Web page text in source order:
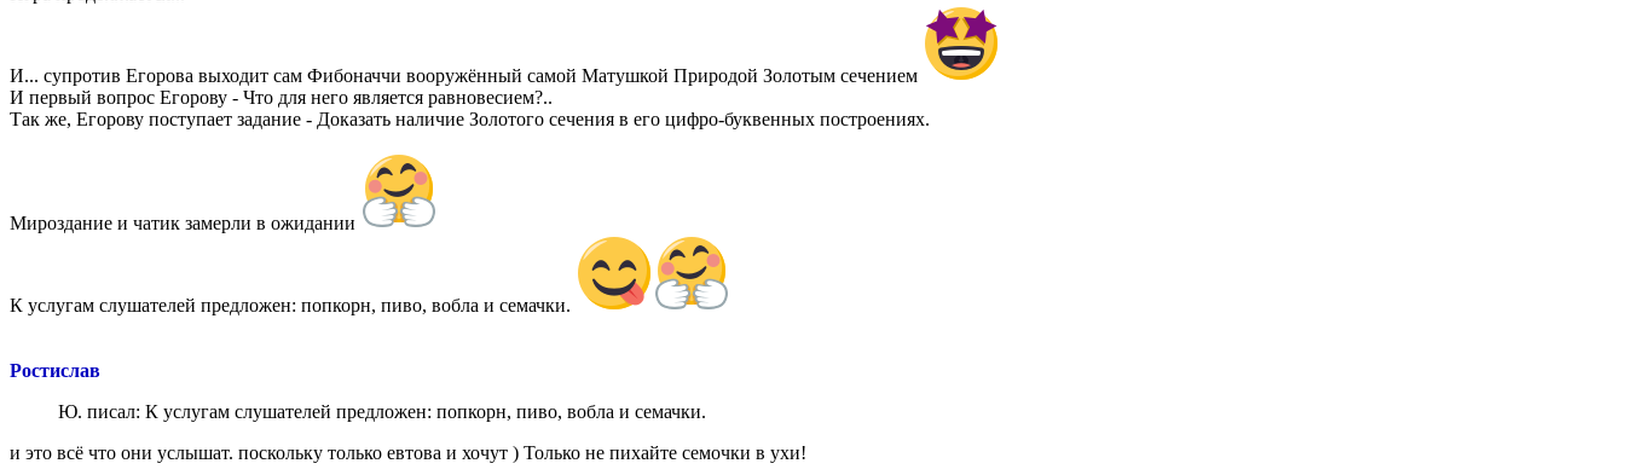
И... супротив Егорова выходит сам Фибоначчи вооружённый самой Матушкой Природой Золотым сечением
И первый вопрос Егорову - Что для него является равновесием?..
Так же, Егорову поступает задание - Доказать наличие Золотого сечения в его цифро-буквенных построениях.
Мироздание и чатик замерли в ожидании
К услугам слушателей предложен: попкорн, пиво, вобла и семачки.
Ростислав
Ю. писал: К услугам слушателей предложен: попкорн, пиво, вобла и семачки.
и это всё что они услышат. поскольку только евтова и хочут ) Только не пихайте семочки в ухи!